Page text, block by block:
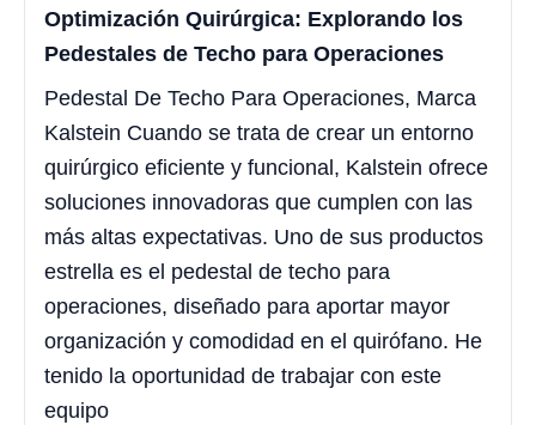
Optimización Quirúrgica: Explorando los
Pedestales de Techo para Operaciones
Pedestal De Techo Para Operaciones, Marca
Kalstein Cuando se trata de crear un entorno
quirúrgico eficiente y funcional, Kalstein ofrece
soluciones innovadoras que cumplen con las
más altas expectativas. Uno de sus productos
estrella es el pedestal de techo para
operaciones, diseñado para aportar mayor
organización y comodidad en el quirófano. He
tenido la oportunidad de trabajar con este
equipo